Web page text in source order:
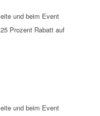
und beim Event
Prozent Rabatt auf
und beim Event